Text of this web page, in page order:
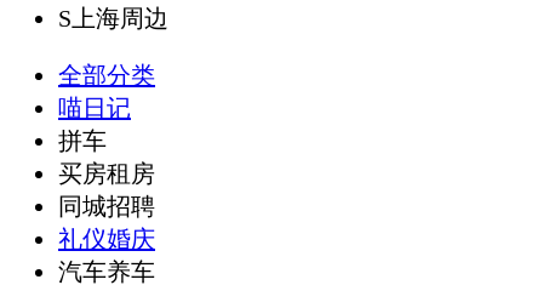
S上海周边
全部分类
喵日记
拼车
买房租房
同城招聘
礼仪婚庆
汽车养车